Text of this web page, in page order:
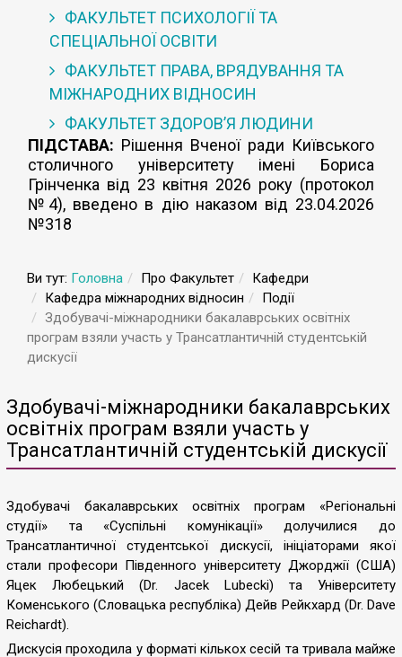
ФАКУЛЬТЕТ ПСИХОЛОГІЇ ТА
СПЕЦІАЛЬНОЇ ОСВІТИ
ФАКУЛЬТЕТ ПРАВА, ВРЯДУВАННЯ ТА
МІЖНАРОДНИХ ВІДНОСИН
ФАКУЛЬТЕТ ЗДОРОВ’Я ЛЮДИНИ
ПІДСТАВА: Рішення Вченої ради Київського
столичного університету імені Бориса
Грінченка від 23 квітня 2026 року (протокол
№4), введено в дію наказом від 23.04.2026
№318
Ви тут: Головна Про Факультет
Кафедри
Кафедра міжнародних відносин
Події
Здобувачі-міжнародники бакалаврських освітніх
програм взяли участь у Трансатлантичній студентській
дискусії
Здобувачі-міжнародники бакалаврських
освітніх програм взяли участь у
Трансатлантичній студентській дискусії
Здобувачі бакалаврських освітніх програм «Регіональні
студії» та «Суспільні комунікації» долучилися до
Трансатлантичної студентської дискусії, ініціаторами якої
стали професори Південного університету Джорджії (США)
Яцек Любецький (Dr. Jacek Lubecki) та Університету
Коменського (Словацька республіка) Дейв Рейкхард (Dr. Dave
Reichardt).
Дискусія проходила у форматі кількох сесій та тривала майже